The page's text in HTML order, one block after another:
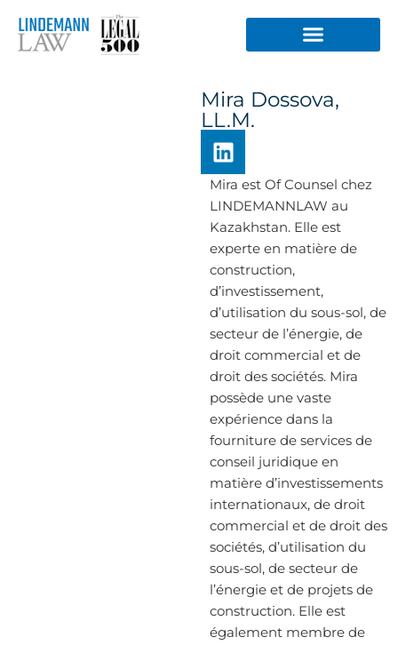
contenu
Mira Dossova,
LL.M.
L
i
n
k
e
d
i
n
Mira est Of Counsel chez
LINDEMANNLAW au
Kazakhstan. Elle est
experte en matière de
construction,
d’investissement,
d’utilisation du sous-sol, de
secteur de l’énergie, de
droit commercial et de
droit des sociétés. Mira
possède une vaste
expérience dans la
fourniture de services de
conseil juridique en
matière d’investissements
internationaux, de droit
commercial et de droit des
sociétés, d’utilisation du
sous-sol, de secteur de
l’énergie et de projets de
construction. Elle est
également membre de